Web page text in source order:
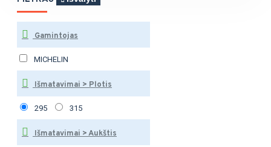
Gamintojas
MICHELIN
Išmatavimai > Plotis
295 315
Išmatavimai > Aukštis